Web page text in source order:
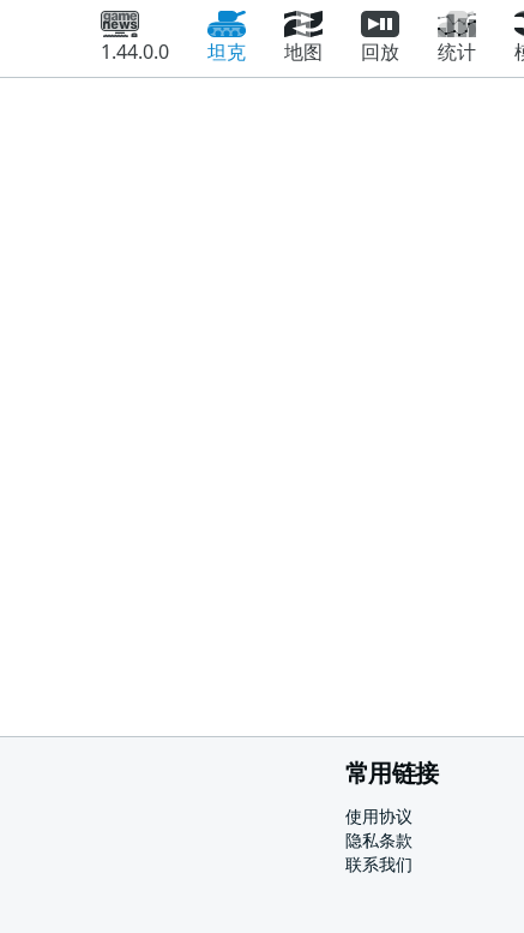
1.44.0.0 坦克 地图 回放 统计
常用链接
使用协议
隐私条款
联系我们